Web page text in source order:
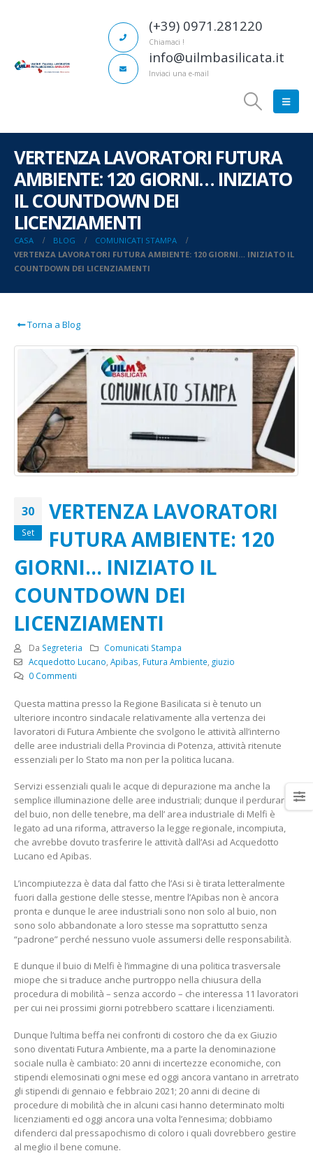
(+39) 0971.281220
Chiamaci !
info@uilmbasilicata.it
Inviaci una e-mail
VERTENZA LAVORATORI FUTURA
AMBIENTE:120 GIORNI… INIZIATO
IL COUNTDOWN DEI
LICENZIAMENTI
CASA BLOG
COMUNICATI STAMPA
VERTENZA LAVORATORI FUTURA AMBIENTE: 120 GIORNI… INIZIATO IL
COUNTDOWN DEI LICENZIAMENTI
Torna a Blog
30
Set
VERTENZA LAVORATORI
FUTURA AMBIENTE: 120
GIORNI… INIZIATO IL
COUNTDOWN DEI
LICENZIAMENTI
Da Segreteria
Comunicati Stampa
Acquedotto Lucano Apibas Futura Ambiente giuzio
0 Commenti
Questa mattina presso la Regione Basilicata si è tenuto un
ulteriore incontro sindacale relativamente alla vertenza dei
lavoratori di Futura Ambiente che svolgono le attività all’interno
delle aree industriali della Provincia di Potenza, attività ritenute
essenziali per lo Stato ma non per la politica lucana.
Servizi essenziali quali le acque di depurazione ma anche la
semplice illuminazione delle aree industriali; dunque il perdurare
del buio, non delle tenebre, ma dell’ area industriale di Melfi è
legato ad una riforma, attraverso la legge regionale, incompiuta,
che avrebbe dovuto trasferire le attività dall’Asi ad Acquedotto
Lucano ed Apibas.
L’incompiutezza è data dal fatto che l’Asi si è tirata letteralmente
fuori dalla gestione delle stesse, mentre l’Apibas non è ancora
pronta e dunque le aree industriali sono non solo al buio, non
sono solo abbandonate a loro stesse ma soprattutto senza
“padrone” perché nessuno vuole assumersi delle responsabilità.
E dunque il buio di Melfi è l’immagine di una politica trasversale
miope che si traduce anche purtroppo nella chiusura della
procedura di mobilità – senza accordo – che interessa 11 lavoratori
per cui nei prossimi giorni potrebbero scattare i licenziamenti.
Dunque l’ultima beffa nei confronti di costoro che da ex Giuzio
sono diventati Futura Ambiente, ma a parte la denominazione
sociale nulla è cambiato: 20 anni di incertezze economiche, con
stipendi elemosinati ogni mese ed oggi ancora vantano in arretrato
gli stipendi di gennaio e febbraio 2021; 20 anni di decine di
procedure di mobilità che in alcuni casi hanno determinato molti
licenziamenti ed oggi ancora una volta l’ennesima; dobbiamo
difenderci dal pressapochismo di coloro i quali dovrebbero gestire
al meglio il bene comune.
Elezioni per il rinnovo delle
rsu rls all’Italtractor: la Uilm
cresce e guarda al futuro
con determinazione
2024
Stellantis Melfi: incontro
con Tavares
4 Giugno 2024
3° Congresso regionale
della Uilm Basilicata
16 Giugno 2022
Santarsiero” anno 2020
9 Febbraio 2020
Dalla Scuola ai luoghi di
lavoro